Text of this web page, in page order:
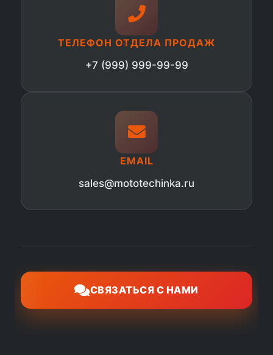
ТЕЛЕФОН ОТДЕЛА ПРОДАЖ
+7 (999) 999-99-99
EMAIL
sales@mototechinka.ru
СВЯЗАТЬСЯ С НАМИ